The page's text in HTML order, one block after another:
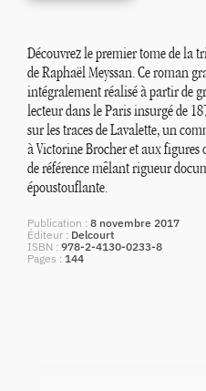
Découvrez le premier tome de la
de Raphaël Meyssan. Ce roman
intégralement réalisé à partir de
lecteur dans le Paris insurgé de
sur les traces de Lavalette, un
à Victorine Brocher et aux
de référence mêlant rigueur
époustouflante.
Publication
8 novembre 2017
Éditeur
Delcourt
ISBN 978-2-4130-0233-8
Pages
144